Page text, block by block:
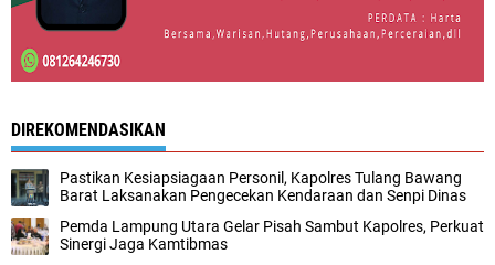
DIREKOMENDASIKAN
Pastikan Kesiapsiagaan Personil, Kapolres Tulang Bawang
Barat Laksanakan Pengecekan Kendaraan dan Senpi Dinas
Pemda Lampung Utara Gelar Pisah Sambut Kapolres, Perkuat
Sinergi Jaga Kamtibmas